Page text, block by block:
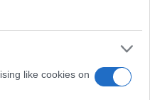
like cookies on